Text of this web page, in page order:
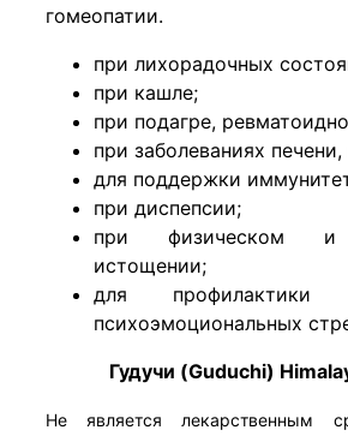
гомеопатии.
при лихорадочных
при кашле;
при подагре,
при заболеваниях печени,
для поддержки
при диспепсии;
при физическом и
истощении;
для
психоэмоциональных
Гудучи (Guduchi)
Не является лекарственным